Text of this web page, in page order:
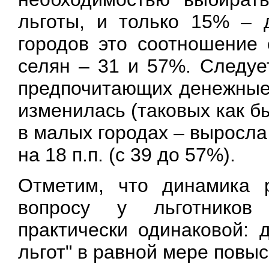
льготы, и только 15% –
городов это
селян – 31 и 57%.
предпочитающих
изменилась (таковых как
в малых городах –
на 18 п.п. (с 39 до 57%).
Отметим, что динамика
вопросу у льготников
практически
льгот" в равной мере